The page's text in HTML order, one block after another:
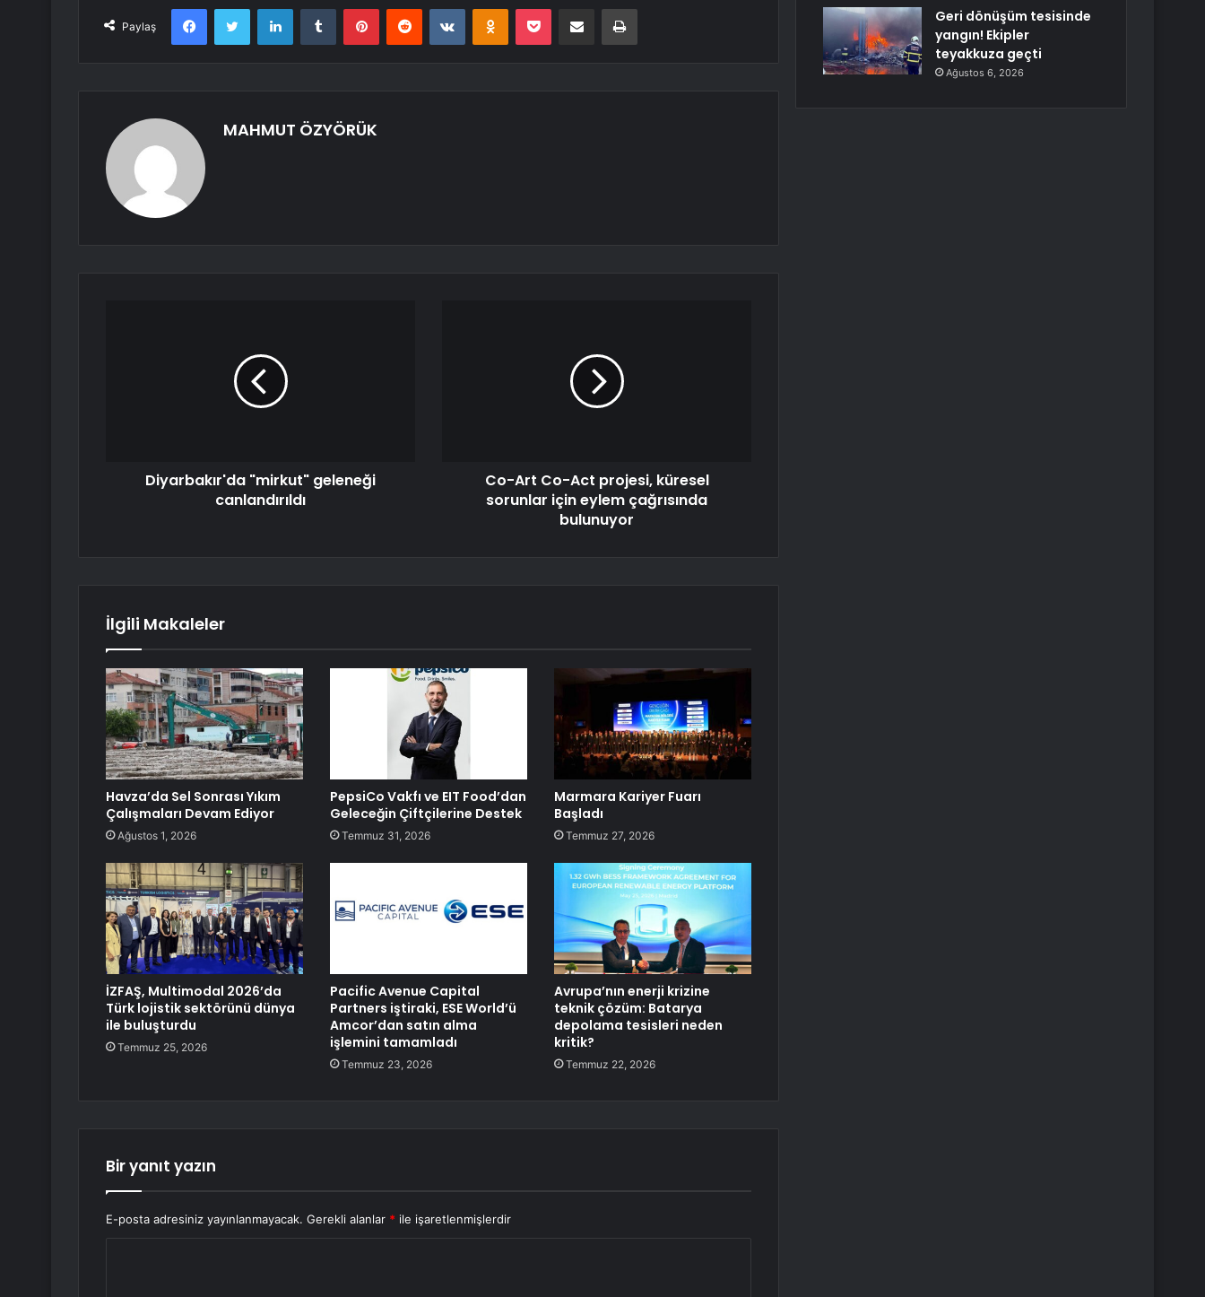
Paylaş
FacebookTwitter LinkedInTumblr PinterestReddit VKontakteOdnoklassniki
Pocket E-Posta ile paylaş Yazdır
MAHMUT ÖZYÖRÜK
Diyarbakır'da "mirkut" geleneği
canlandırıldı
Co-Art Co-Act projesi, küresel
sorunlar için eylem çağrısında
bulunuyor
İlgili Makaleler
Havza’da Sel Sonrası Yıkım
Çalışmaları Devam Ediyor
Ağustos 1, 2026
PepsiCo Vakfı ve EIT Food’dan
Geleceğin Çiftçilerine Destek
Temmuz 31, 2026
Marmara Kariyer Fuarı
Başladı
Temmuz 27, 2026
İZFAŞ, Multimodal 2026’da
Türk lojistik sektörünü dünya
ile buluşturdu
Temmuz 25, 2026
Pacific Avenue Capital
Partners iştiraki, ESE World’ü
Amcor’dan satın alma
işlemini tamamladı
Temmuz 23, 2026
Avrupa’nın enerji krizine
teknik çözüm: Batarya
depolama tesisleri neden
kritik?
Temmuz 22, 2026
Bir yanıt yazın
E-posta adresiniz yayınlanmayacak. Gerekli alanlar * ile işaretlenmişlerdir
Geri dönüşüm tesisinde
yangın! Ekipler
teyakkuza geçti
Ağustos 6, 2026